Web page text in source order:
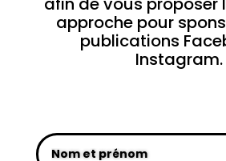
approche pour
publications
Instagram.